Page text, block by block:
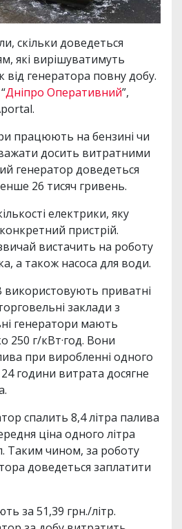
скільки доведеться
які вирішуватимуть
генератора повну добу.
Дніпро Оперативний”,
працюють на бензині чи
досить витратними
генератор доведеться
26 тисяч гривень.
електрики, яку
пристрій.
вистачить на роботу
а також насоса для води.
приватні
заклади з
генератори мають
250 г/кВт·год. Вони
при виробленні одного
24 години витрата досягне
спалить 8,4 літра палива
ціна одного літра
Таким чином, за роботу
доведеться заплатити
за 51,39 грн./літр.